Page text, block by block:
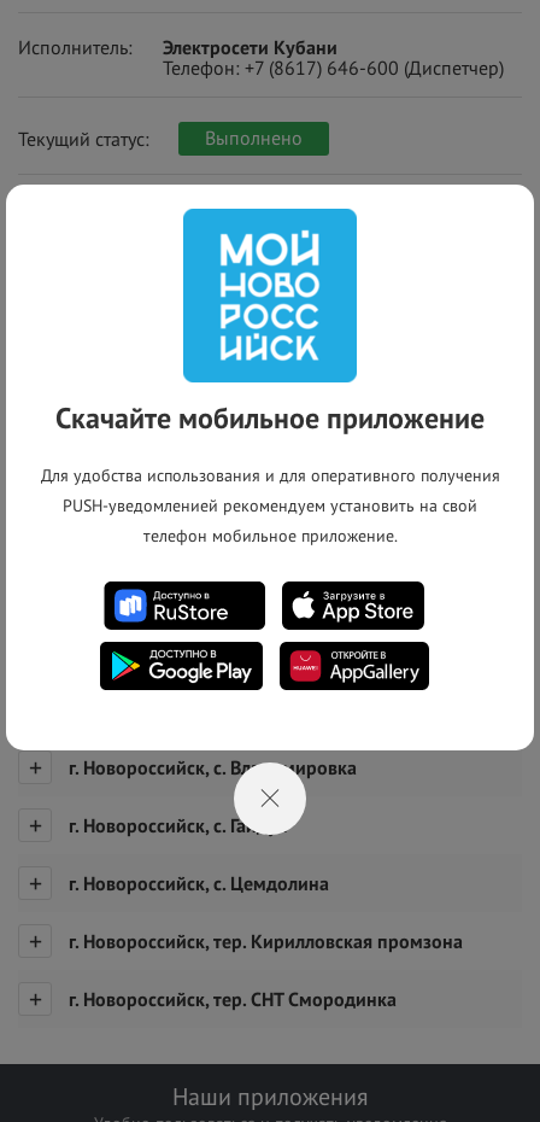
Исполнитель:
Электросети Кубани
Телефон: +7 (8617) 646-600 (Диспетчер)
Текущий статус: Выполнено
Список адресов
г. Новороссийск
г. Новороссийск, с. Владимировка
г. Новороссийск, с. Гайдук
г. Новороссийск, с. Цемдолина
г. Новороссийск, тер. Кирилловская промзона
г. Новороссийск, тер. СНТ Смородинка
Наши приложения
Скачайте мобильное приложение
Для удобства использования и для оперативного получения
PUSH-уведомленией рекомендуем установить на свой
телефон мобильное приложение.